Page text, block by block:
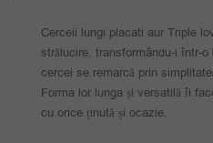
Cerceii lungi placati aur Triple
strălucire, transformându-i într-
cercei se remarcă prin
Forma lor lunga și versatilă îi
cu orice ținută și ocazie.